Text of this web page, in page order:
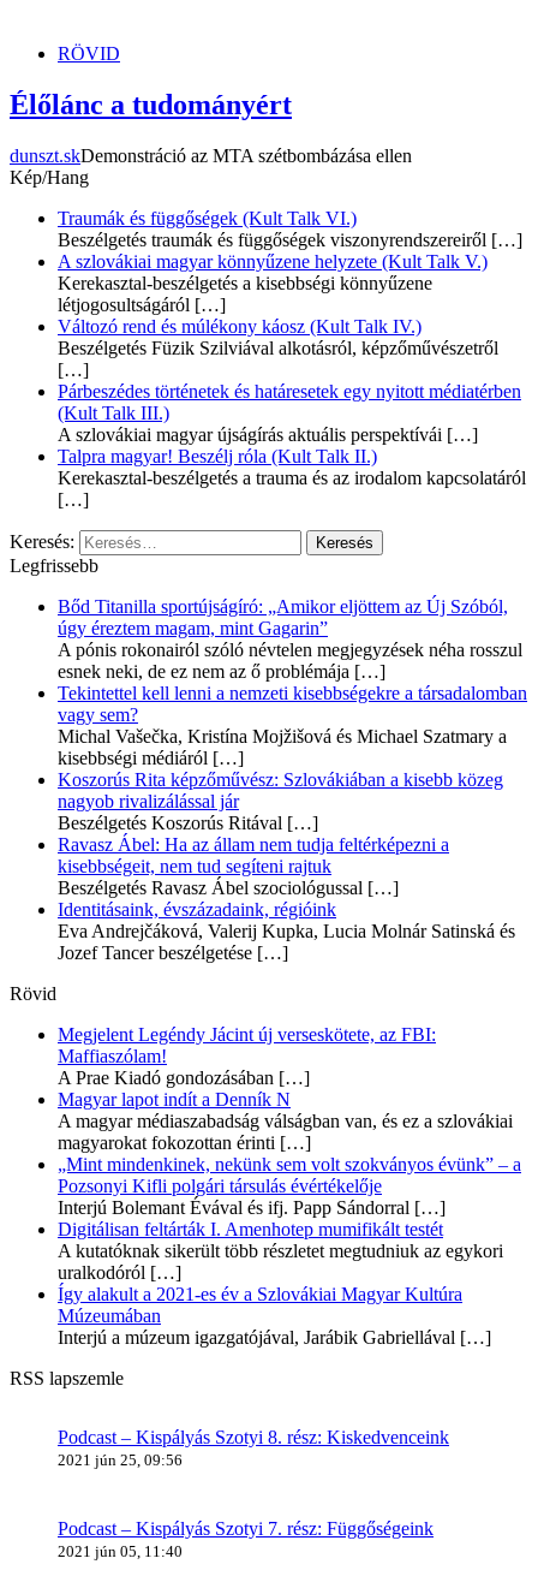
RÖVID
Élőlánc a tudományért
dunszt.skDemonstráció az MTA szétbombázása ellen
Kép/Hang
Traumák és függőségek (Kult Talk VI.)
Beszélgetés traumák és függőségek viszonyrendszereiről […]
A szlovákiai magyar könnyűzene helyzete (Kult Talk V.)
Kerekasztal-beszélgetés a kisebbségi könnyűzene
létjogosultságáról […]
Változó rend és múlékony káosz (Kult Talk IV.)
Beszélgetés Füzik Szilviával alkotásról, képzőművészetről
[…]
Párbeszédes történetek és határesetek egy nyitott médiatérben
(Kult Talk III.)
A szlovákiai magyar újságírás aktuális perspektívái […]
Talpra magyar! Beszélj róla (Kult Talk II.)
Kerekasztal-beszélgetés a trauma és az irodalom kapcsolatáról
[…]
Keresés:
Legfrissebb
Bőd Titanilla sportújságíró: „Amikor eljöttem az Új Szóból,
úgy éreztem magam, mint Gagarin”
A pónis rokonairól szóló névtelen megjegyzések néha rosszul
esnek neki, de ez nem az ő problémája […]
Tekintettel kell lenni a nemzeti kisebbségekre a társadalomban
vagy sem?
Michal Vašečka, Kristína Mojžišová és Michael Szatmary a
kisebbségi médiáról […]
Koszorús Rita képzőművész: Szlovákiában a kisebb közeg
nagyob rivalizálással jár
Beszélgetés Koszorús Ritával […]
Ravasz Ábel: Ha az állam nem tudja feltérképezni a
kisebbségeit, nem tud segíteni rajtuk
Beszélgetés Ravasz Ábel szociológussal […]
Identitásaink, évszázadaink, régióink
Eva Andrejčáková, Valerij Kupka, Lucia Molnár Satinská és
Jozef Tancer beszélgetése […]
Rövid
Megjelent Legéndy Jácint új verseskötete, az FBI:
Maffiaszólam!
A Prae Kiadó gondozásában […]
Magyar lapot indít a Denník N
A magyar médiaszabadság válságban van, és ez a szlovákiai
magyarokat fokozottan érinti […]
„Mint mindenkinek, nekünk sem volt szokványos évünk” – a
Pozsonyi Kifli polgári társulás évértékelője
Interjú Bolemant Évával és ifj. Papp Sándorral […]
Digitálisan feltárták I. Amenhotep mumifikált testét
A kutatóknak sikerült több részletet megtudniuk az egykori
uralkodóról […]
Így alakult a 2021-es év a Szlovákiai Magyar Kultúra
Múzeumában
Interjú a múzeum igazgatójával, Jarábik Gabriellával […]
RSS lapszemle
Podcast – Kispályás Szotyi 8. rész: Kiskedvenceink
2021 jún 25, 09:56
Podcast – Kispályás Szotyi 7. rész: Függőségeink
2021 jún 05, 11:40